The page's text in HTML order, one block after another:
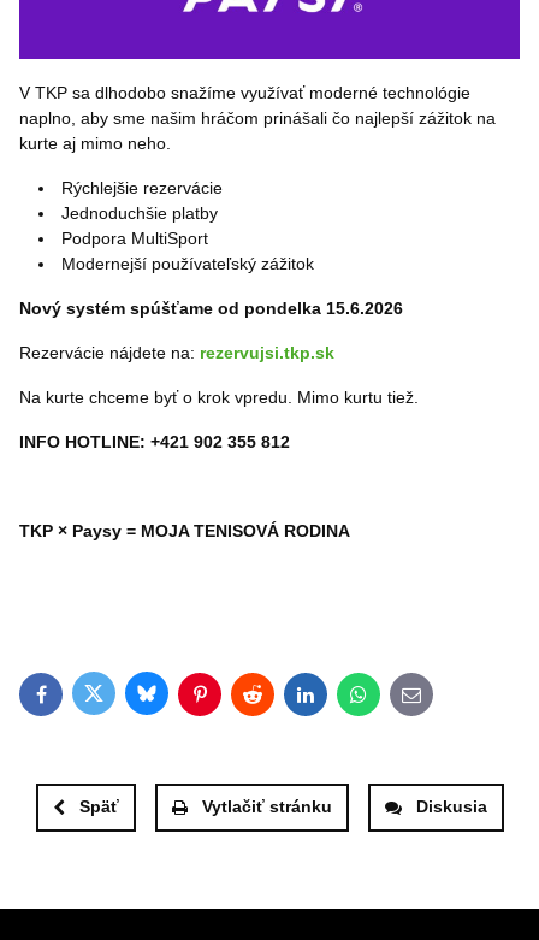
V TKP sa dlhodobo snažíme využívať moderné technológie
naplno, aby sme našim hráčom prinášali čo najlepší zážitok na
kurte aj mimo neho.
Rýchlejšie rezervácie
Jednoduchšie platby
Podpora MultiSport
Modernejší používateľský zážitok
Nový systém spúšťame od pondelka 15.6.2026
Rezervácie nájdete na: rezervujsi.tkp.sk
Na kurte chceme byť o krok vpredu. Mimo kurtu tiež.
INFO HOTLINE: +421 902 355 812
TKP × Paysy = MOJA TENISOVÁ RODINA
FacebookTwitterBlueskyPinterestRedditLinkedInWhatsApp
E-mail
Späť Vytlačiť stránku Diskusia